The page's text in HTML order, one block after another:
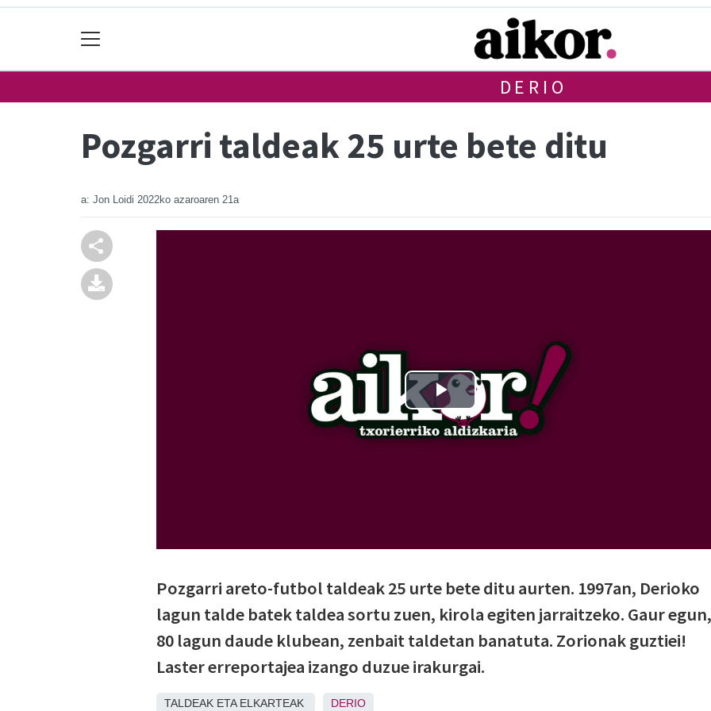
DERIO
Pozgarri taldeak 25 urte bete ditu
a: Jon Loidi 2022ko azaroaren 21a
Pozgarri areto-futbol taldeak 25 urte bete ditu aurten. 1997an, Derioko
lagun talde batek taldea sortu zuen, kirola egiten jarraitzeko. Gaur egun,
80 lagun daude klubean, zenbait taldetan banatuta. Zorionak guztiei!
Laster erreportajea izango duzue irakurgai.
TALDEAK ETA ELKARTEAK DERIO